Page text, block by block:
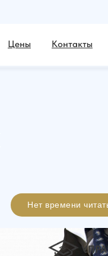
Цены Контакты
Нет времени